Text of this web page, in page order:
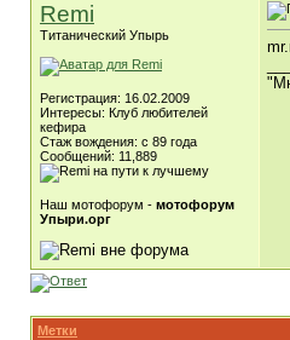
Remi
Титанический Упырь
Регистрация: 16.02.2009
Интересы: Клуб любителей
кефира
Стаж вождения: с 89 года
Сообщений: 11,889
Наш мотофорум - мотофорум
Упыри.орг
Метки